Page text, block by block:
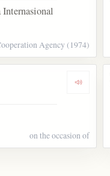
Agency (1974)
on the occasion of